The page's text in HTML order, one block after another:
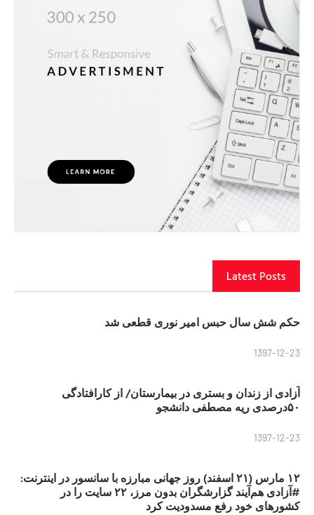
Latest Posts
حکم شش سال حبس امیر نوری قطعی شد
1397-12-23
آزادی از زندان و بستری در بیمارستان/ از کارافتادگی
۵۰درصدی ریه مصطفی دانشجو
1397-12-23
۱۲ مارس (۲۱ اسفند) روز جهانی مبارزه با سانسور در اینترنت:
#آزادی هم‌آیند گزارشگران‌ بدون مرز، ۲۲ سایت را در
کشورهای خود رفع مسدودیت کرد